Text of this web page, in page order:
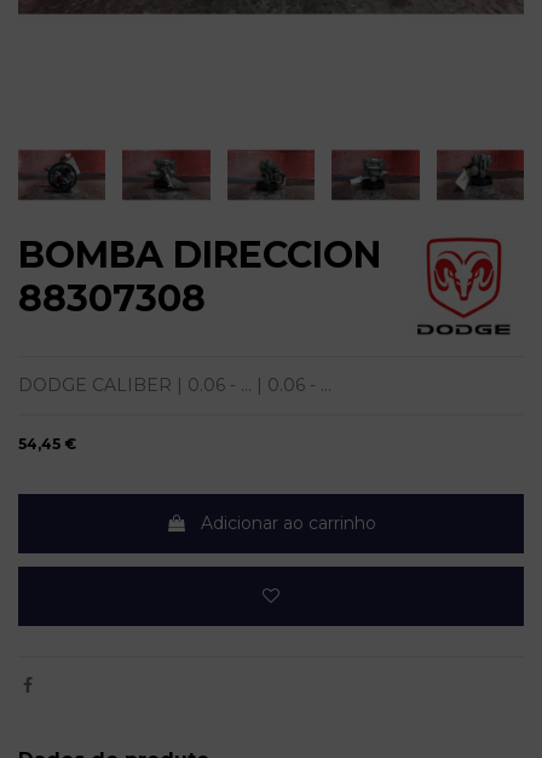
BOMBA DIRECCION
88307308
DODGE CALIBER | 0.06 - ... | 0.06 - ...
54,45 €
Adicionar ao carrinho